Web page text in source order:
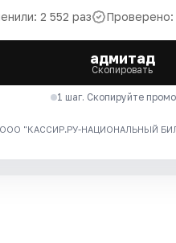
2 552 раз Проверено:
адмитад
Скопировать
1 шаг. Скопируйте
ООО "КАССИР.РУ-НАЦИОНАЛЬНЫЙ